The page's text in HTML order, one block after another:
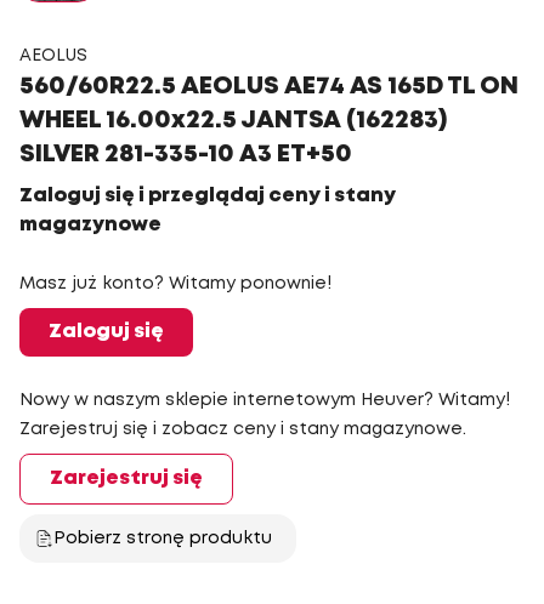
AEOLUS
560/60R22.5 AEOLUS AE74 AS 165D TL ON
WHEEL 16.00x22.5 JANTSA (162283)
SILVER 281-335-10 A3 ET+50
Zaloguj się i przeglądaj ceny i stany
magazynowe
Masz już konto? Witamy ponownie!
Zaloguj się
Nowy w naszym sklepie internetowym Heuver? Witamy!
Zarejestruj się i zobacz ceny i stany magazynowe.
Zarejestruj się
Pobierz stronę produktu